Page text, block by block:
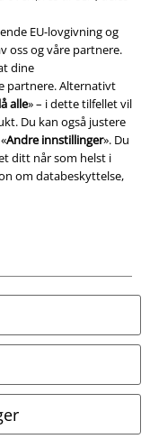
EU-lovgivning og
oss og våre partnere.
dine
partnere. Alternativt
alle» – i dette tilfellet vil
Du kan også justere
Andre innstillinger». Du
ditt når som helst i
om databeskyttelse,